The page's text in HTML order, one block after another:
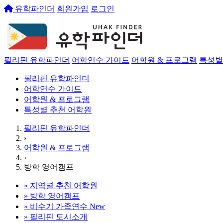
유학파인더 회원가입 로그인
필리핀 유학파인더 어학연수 가이드 어학원 & 프로그램 특성
필리핀 유학파인더
어학연수 가이드
어학원 & 프로그램
특성별 추천 어학원
필리핀 유학파인더
›
어학원 & 프로그램
›
방학 영어캠프
» 지역별 추천 어학원
» 방학 영어캠프
» 비수기 가족연수 New
» 필리핀 도시소개